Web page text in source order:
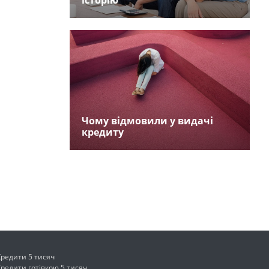
Чому відмовили у видачі
кредиту
5 тисяч